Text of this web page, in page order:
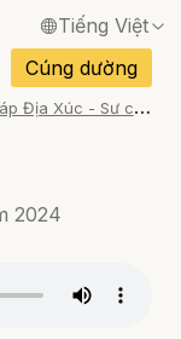
Tiếng Việt
Anh
Pháp
Tây Ban Nha
Đức
Bồ Đào Nha
Cúng dường
S
ám Pháp Địa Xúc - Sư cô Hội Nghiêm Đọc
2024